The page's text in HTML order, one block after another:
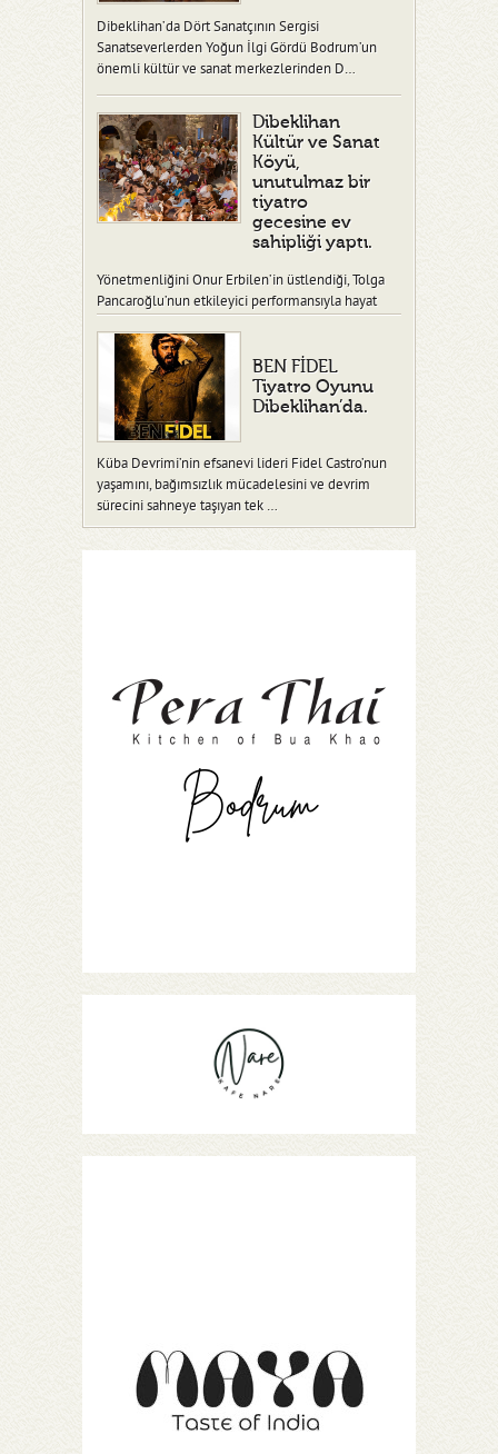
Dibeklihan’da Dört Sanatçının Sergisi
Sanatseverlerden Yoğun İlgi Gördü Bodrum’un
önemli kültür ve sanat merkezlerinden D…
Dibeklihan
Kültür ve Sanat
Köyü,
unutulmaz bir
tiyatro
gecesine ev
sahipliği yaptı.
Yönetmenliğini Onur Erbilen’in üstlendiği, Tolga
Pancaroğlu’nun etkileyici performansıyla hayat
BEN FİDEL
Tiyatro Oyunu
Dibeklihan’da.
Küba Devrimi’nin efsanevi lideri Fidel Castro’nun
yaşamını, bağımsızlık mücadelesini ve devrim
sürecini sahneye taşıyan tek …